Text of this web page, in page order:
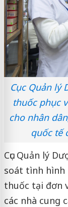
Cục Quản lý
thuốc phục
cho nhân
quốc tế
Cục Quản lý
soát tình
thuốc tại đơn
các nhà cung